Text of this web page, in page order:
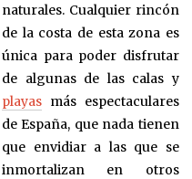
naturales. Cualquier rincón
de la costa de esta zona es
única para poder disfrutar
de algunas de las calas y
playasmás espectaculares
de España, que nada tienen
que envidiar a las que se
inmortalizan en otros